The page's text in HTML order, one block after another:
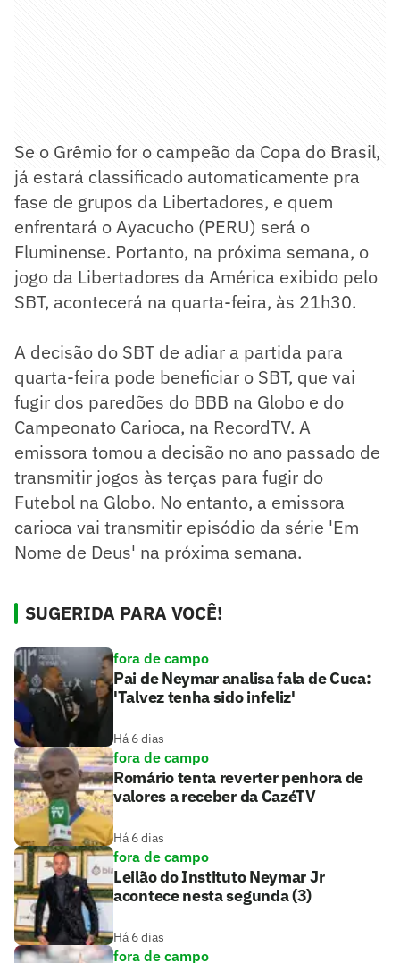
Se o Grêmio for o campeão da Copa do Brasil,
já estará classificado automaticamente pra
fase de grupos da Libertadores, e quem
enfrentará o Ayacucho (PERU) será o
Fluminense. Portanto, na próxima semana, o
jogo da Libertadores da América exibido pelo
SBT, acontecerá na quarta-feira, às 21h30.
A decisão do SBT de adiar a partida para
quarta-feira pode beneficiar o SBT, que vai
fugir dos paredões do BBB na Globo e do
Campeonato Carioca, na RecordTV. A
emissora tomou a decisão no ano passado de
transmitir jogos às terças para fugir do
Futebol na Globo. No entanto, a emissora
carioca vai transmitir episódio da série 'Em
Nome de Deus' na próxima semana.
SUGERIDA PARA VOCÊ!
fora de campo
Pai de Neymar analisa fala de Cuca:
'Talvez tenha sido infeliz'
Há 6 dias
fora de campo
Romário tenta reverter penhora de
valores a receber da CazéTV
Há 6 dias
fora de campo
Leilão do Instituto Neymar Jr
acontece nesta segunda (3)
Há 6 dias
fora de campo